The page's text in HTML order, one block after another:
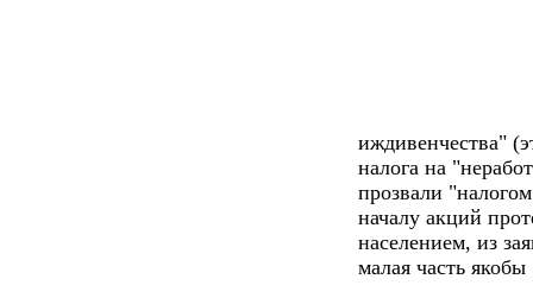
иждивенчества"
налога на
прозвали
началу акций
населением, из
малая часть